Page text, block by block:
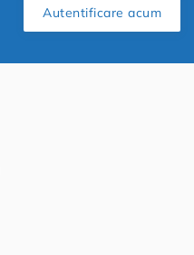
Autentificare acum